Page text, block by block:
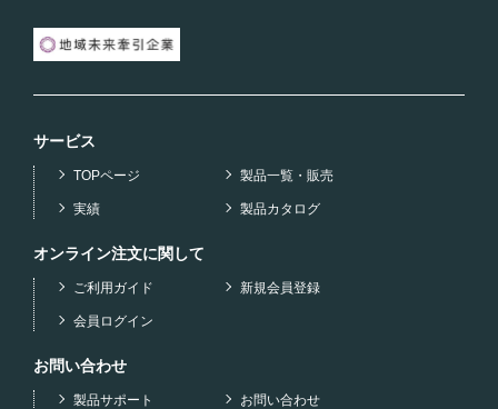
サービス
TOPページ 製品一覧・販売
実績 製品カタログ
オンライン注文に関して
ご利用ガイド 新規会員登録
会員ログイン
お問い合わせ
製品サポート お問い合わせ